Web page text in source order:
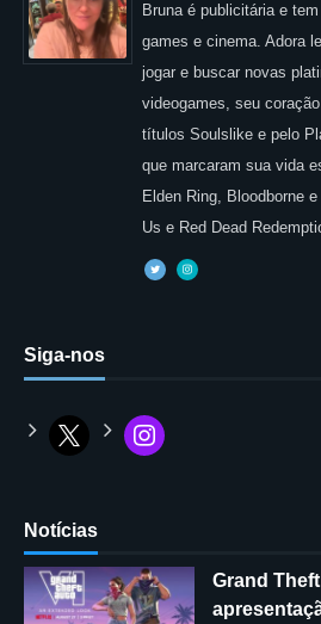
Bruna é publicitária e
games e cinema. Adora
jogar e buscar novas
videogames, seu
títulos Soulslike e pelo
que marcaram sua vida
Elden Ring, Bloodborne
Us e Red Dead
Siga-nos
Notícias
Grand